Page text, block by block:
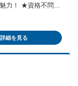
不問・
応援 ★40代・50代
歓迎 ★扶養内パー
扶養の枠を超えて
詳細を見る